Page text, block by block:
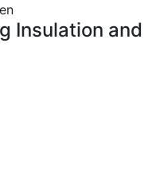
Insulation and